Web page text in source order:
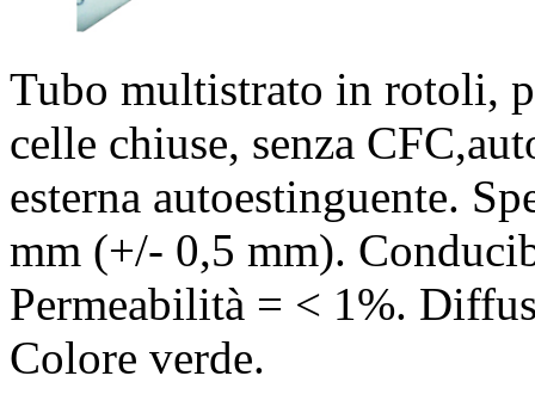
Tubo multistrato in rotoli,
celle chiuse, senza
esterna autoestinguente.
mm (+/- 0,5 mm).
Permeabilità = < 1%.
Colore verde.